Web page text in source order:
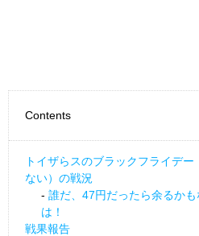
Contents
トイザらスのブラックフライデ
ない）の戦況
誰だ、47円だったら余るか
は！
戦果報告